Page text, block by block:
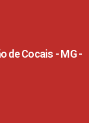
de Cocais - MG -